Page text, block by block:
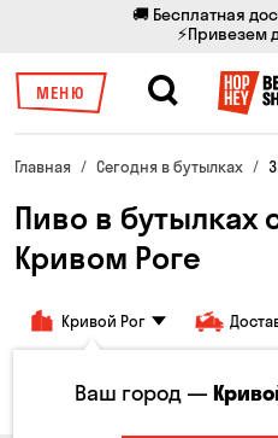
🚚 Бесплатная
⚡Привезем
МЕНЮ
Главная Сегодня в бутылках
Пиво в бутылках
Кривом Роге
Кривой Рог
Все товары Пиво
Ваш город —